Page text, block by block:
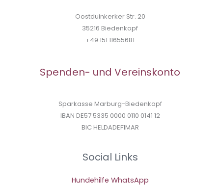
Oostduinkerker Str. 20
35216 Biedenkopf
+49 151 11655681
Spenden- und Vereinskonto
Sparkasse Marburg-Biedenkopf
IBAN DE57 5335 0000 0110 0141 12
BIC HELDADEF1MAR
Social Links
Hundehilfe WhatsApp